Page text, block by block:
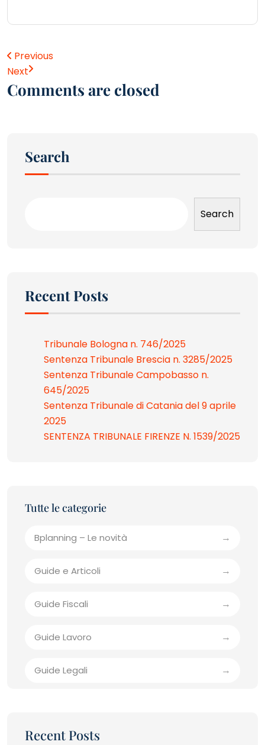
Previous
Next
Comments are closed
Search
Search
Recent Posts
Tribunale Bologna n. 746/2025
Sentenza Tribunale Brescia n. 3285/2025
Sentenza Tribunale Campobasso n.
645/2025
Sentenza Tribunale di Catania del 9 aprile
2025
SENTENZA TRIBUNALE FIRENZE N. 1539/2025
Bplanning – Le novità
Guide e Articoli
Guide Fiscali
Guide Lavoro
Guide Legali
Recent Posts